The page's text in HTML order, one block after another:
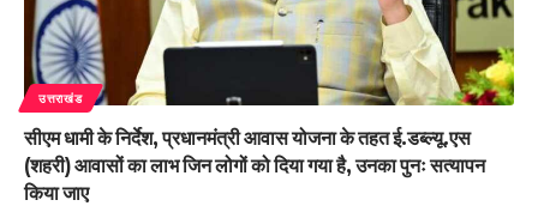
उत्तराखंड
सीएम धामी के निर्देश, प्रधानमंत्री आवास योजना के तहत ई.डब्ल्यू.एस
(शहरी) आवासों का लाभ जिन लोगों को दिया गया है, उनका पुनः सत्यापन
किया जाए